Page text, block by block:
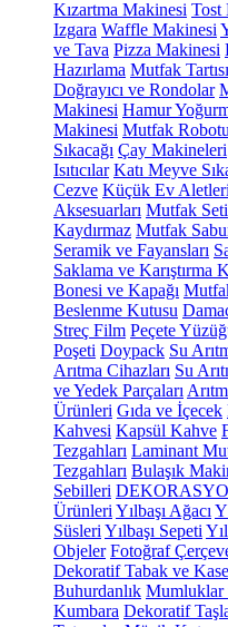
Kızartma Makinesi Tost
Izgara Waffle Makinesi
ve Tava Pizza Makinesi
Hazırlama Mutfak Tartısı
Doğrayıcı ve Rondolar
Makinesi Hamur
Makinesi Mutfak Robotu
Sıkacağı Çay Makineleri
Isıtıcılar Katı Meyve
Cezve Küçük Ev Aletleri
Aksesuarları Mutfak Seti
Kaydırmaz Mutfak
Seramik ve Fayansları
Saklama ve Karıştırma
Bonesi ve Kapağı
Beslenme Kutusu
Streç Film Peçete
Poşeti Doypack Su
Arıtma Cihazları Su
ve Yedek Parçaları
Ürünleri Gıda ve İçecek
Kahvesi Kapsül Kahve
Tezgahları Laminant
Tezgahları Bulaşık
Sebilleri
Ürünleri Yılbaşı Ağacı
Süsleri Yılbaşı Sepeti
Objeler Fotoğraf
Dekoratif Tabak ve
Buhurdanlık Mumluklar
Kumbara Dekoratif